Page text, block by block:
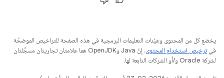
يخضع كل من المحتوى وعيّنات التعليمات البرمجية في هذه الصفحة للتراخيص الموضحّة
فيترخيص استخدام المحتوى
. إنّ Java وOpenJDK هما علامتان تجاريتان مسجَّلتان
لشركة Oracle و/أو الشركات التابعة لها.